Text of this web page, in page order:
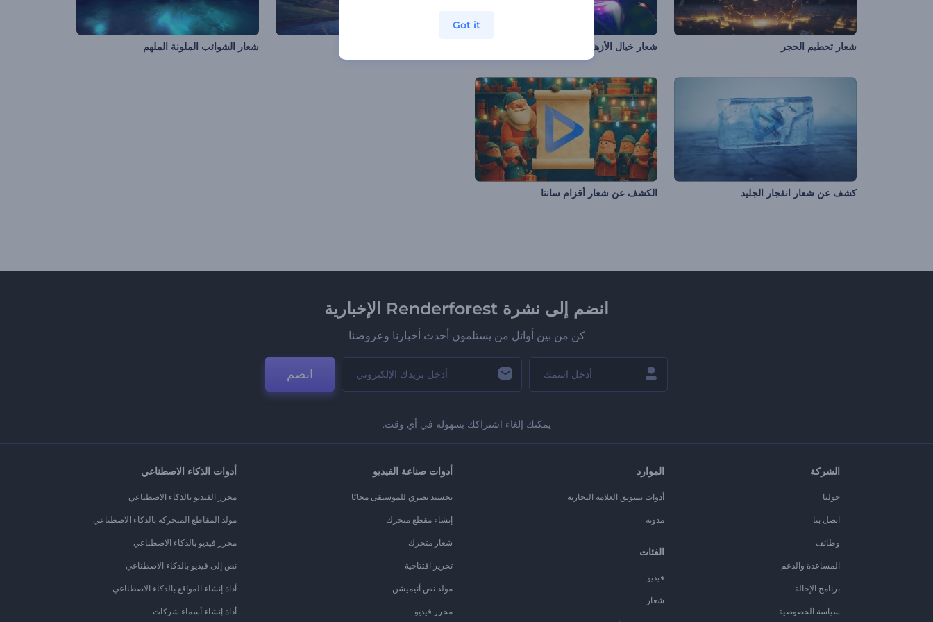
شعار تحطيم الحجر شعار خيال الأزهار شعار الشوائب الملونة الملهم
كشف عن شعار انفجار الجليد الكشف عن شعار أقزام سانتا
انضم إلى نشرة Renderforest الإخبارية
كن من بين أوائل من يستلمون أحدث أخبارنا وعروضنا
انضم
يمكنك إلغاء اشتراكك بسهولة في أي وقت.
الشركة
حولنا
اتصل بنا
وظائف
المساعدة والدعم
برنامج الإحالة
سياسة الخصوصية
الموارد
أدوات تسويق العلامة التجارية
مدونة
الفئات
فيديو
شعار
أدوات صناعة الفيديو
تجسيد بصري للموسيقى مجانًا
إنشاء مقطع متحرك
شعار متحرك
تحرير افتتاحية
مولد نص أنيميشن
محرر فيديو
أدوات الذكاء الاصطناعي
محرر الفيديو بالذكاء الاصطناعي
مولد المقاطع المتحركة بالذكاء الاصطناعي
محرر فيديو بالذكاء الاصطناعي
نص إلى فيديو بالذكاء الاصطناعي
أداة إنشاء المواقع بالذكاء الاصطناعي
أداة إنشاء أسماء شركات
Got it